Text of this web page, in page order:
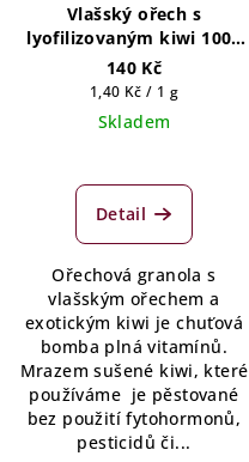
Vlašský ořech s
lyofilizovaným kiwi 100g
(5 porcí)
140 Kč
Měrná
cena:
1,40 Kč / 1 g
Skladem
Detail
Ořechová granola s
vlašským ořechem a
exotickým kiwi je chuťová
bomba plná vitamínů.
Mrazem sušené kiwi, které
používáme je pěstované
bez použití fytohormonů,
pesticidů či...